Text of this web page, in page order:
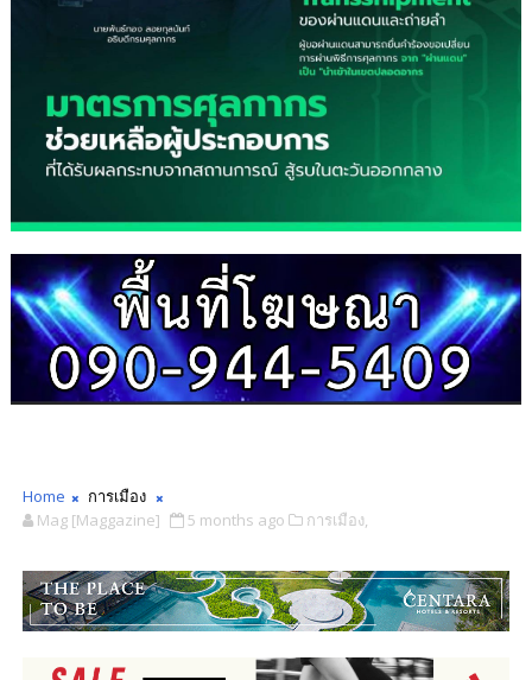
Home
การเมือง
Mag [Maggazine]
5 months ago การเมือง,